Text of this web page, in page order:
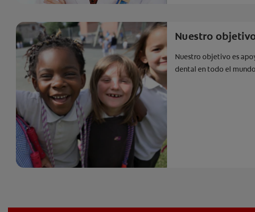
Nuestro
Nuestro objetivo es
dental en todo el